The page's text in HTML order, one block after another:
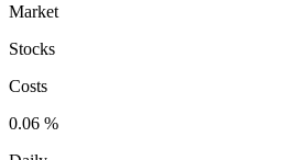
Market
Stocks
Costs
0.06 %